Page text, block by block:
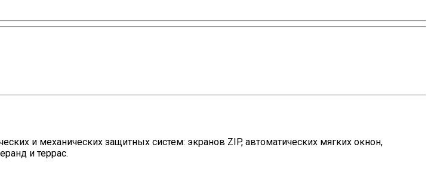
и механических защитных систем: экранов ZIP, автоматических мягких окнон,
и террас.